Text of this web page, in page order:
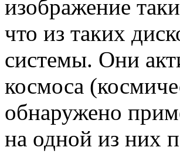
изображение
что из таких
системы. Они
космоса
обнаружено
на одной из них